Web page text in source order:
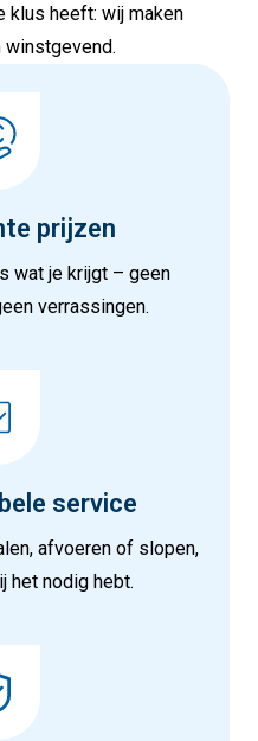
klus heeft: wij maken
winstgevend.
prijzen
wat je krijgt – geen
verrassingen.
service
afvoeren of slopen,
het nodig hebt.